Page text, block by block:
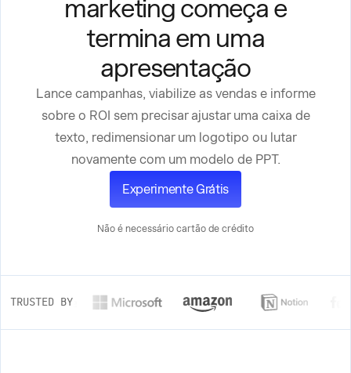
marketing começa e
termina em uma
apresentação
Lance campanhas, viabilize as vendas e informe
sobre o ROI sem precisar ajustar uma caixa de
texto, redimensionar um logotipo ou lutar
novamente com um modelo de PPT.
Experimente Grátis
Não é necessário cartão de crédito
TRUSTED BY